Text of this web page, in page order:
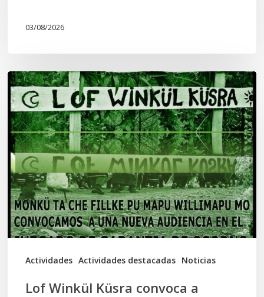
03/08/2026
Actividades Actividades destacadas Noticias
Lof
Winkül
Küsra
convoca
a
apoyar
audiencia
en
Juzgado
Lof Winkül Küsra convoca a